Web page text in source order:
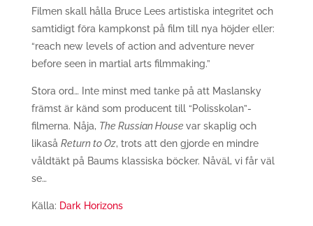
Filmen skall hålla Bruce Lees artistiska integritet och
samtidigt föra kampkonst på film till nya höjder eller:
“reach new levels of action and adventure never
before seen in martial arts filmmaking.”
Stora ord… Inte minst med tanke på att Maslansky
främst är känd som producent till “Polisskolan”-
filmerna. Nåja, The Russian House var skaplig och
likaså Return to Oz, trots att den gjorde en mindre
våldtäkt på Baums klassiska böcker. Nåväl, vi får väl
se…
Källa: Dark Horizons